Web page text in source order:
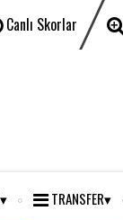
Canlı Skorlar
TRANSFER